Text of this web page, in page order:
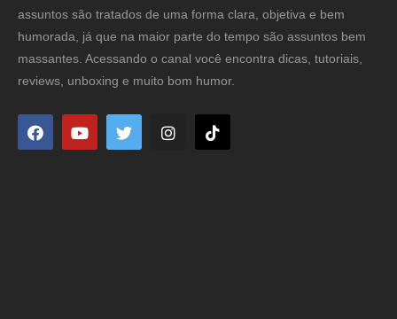
assuntos são tratados de uma forma clara, objetiva e bem
humorada, já que na maior parte do tempo são assuntos bem
massantes. Acessando o canal você encontra dicas, tutoriais,
reviews, unboxing e muito bom humor.